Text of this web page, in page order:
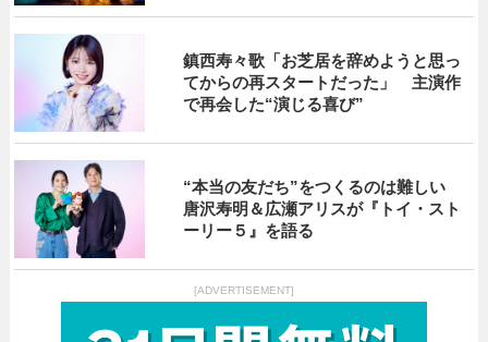
鎮西寿々歌「お芝居を辞めようと思っ
てからの再スタートだった」 主演作
で再会した“演じる喜び”
“本当の友だち”をつくるのは難しい
唐沢寿明＆広瀬アリスが『トイ・スト
ーリー５』を語る
[ADVERTISEMENT]